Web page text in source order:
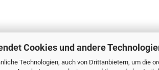
Cookies und andere
Technologien, auch von Drittanbietern, um die